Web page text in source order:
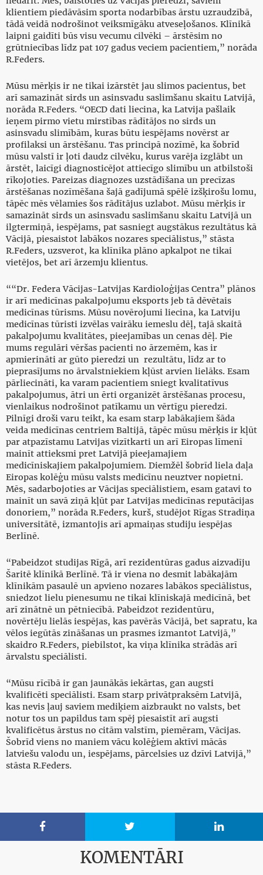
klientiem piedāvāsim sporta nodarbības ārstu uzraudzībā,
tādā veidā nodrošinot veiksmīgāku atveseļošanos. Klīnikā
laipni gaidīti būs visu vecumu cilvēki – ārstēsim no
grūtniecības līdz pat 107 gadus veciem pacientiem,” norāda
R.Feders.
Mūsu mērķis ir ne tikai izārstēt jau slimos pacientus, bet
arī samazināt sirds un asinsvadu saslimšanu skaitu Latvijā,
norāda R.Feders. “OECD dati liecina, ka Latvija pašlaik
ieņem pirmo vietu mirstības rādītājos no sirds un
asinsvadu slimībām, kuras būtu iespējams novērst ar
profilaksi un ārstēšanu. Tas principā nozīmē, ka šobrīd
mūsu valstī ir ļoti daudz cilvēku, kurus varēja izglābt un
ārstēt, laicīgi diagnosticējot attiecīgo slimību un atbilstoši
rīkojoties. Pareizas diagnozes uzstādīšana un precīzas
ārstēšanas nozīmēšana šajā gadījumā spēlē izšķirošu lomu,
tāpēc mēs vēlamies šos rādītājus uzlabot. Mūsu mērķis ir
samazināt sirds un asinsvadu saslimšanu skaitu Latvijā un
ilgtermiņā, iespējams, pat sasniegt augstākus rezultātus kā
Vācijā, piesaistot labākos nozares speciālistus,” stāsta
R.Feders, uzsverot, ka klīnika plāno apkalpot ne tikai
vietējos, bet arī ārzemju klientus.
““Dr. Federa Vācijas-Latvijas Kardioloģijas Centra” plānos
ir arī medicīnas pakalpojumu eksports jeb tā dēvētais
medicīnas tūrisms. Mūsu novērojumi liecina, ka Latviju
medicīnas tūristi izvēlas vairāku iemeslu dēļ, tajā skaitā
pakalpojumu kvalitātes, pieejamības un cenas dēļ. Pie
mums regulāri vēršas pacienti no ārzemēm, kas ir
apmierināti ar gūto pieredzi un rezultātu, līdz ar to
pieprasījums no ārvalstniekiem kļūst arvien lielāks. Esam
pārliecināti, ka varam pacientiem sniegt kvalitatīvus
pakalpojumus, ātri un ērti organizēt ārstēšanas procesu,
vienlaikus nodrošinot patīkamu un vērtīgu pieredzi.
Pilnīgi droši varu teikt, ka esam starp labākajiem šāda
veida medicīnas centriem Baltijā, tāpēc mūsu mērķis ir kļūt
par atpazīstamu Latvijas vizītkarti un arī Eiropas līmenī
mainīt attieksmi pret Latvijā pieejamajiem
medicīniskajiem pakalpojumiem. Diemžēl šobrīd liela daļa
Eiropas kolēģu mūsu valsts medicīnu neuztver nopietni.
Mēs, sadarbojoties ar Vācijas speciālistiem, esam gatavi to
mainīt un savā ziņā kļūt par Latvijas medicīnas reputācijas
donoriem,” norāda R.Feders, kurš, studējot Rīgas Stradiņa
universitātē, izmantojis arī apmaiņas studiju iespējas
Berlīnē.
“Pabeidzot studijas Rīgā, arī rezidentūras gadus aizvadīju
Šaritē klīnikā Berlīnē. Tā ir viena no desmit labākajām
klīnikām pasaulē un apvieno nozares labākos speciālistus,
sniedzot lielu pienesumu ne tikai klīniskajā medicīnā, bet
arī zinātnē un pētniecībā. Pabeidzot rezidentūru,
novērtēju lielās iespējas, kas pavērās Vācijā, bet sapratu, ka
vēlos iegūtās zināšanas un prasmes izmantot Latvijā,”
skaidro R.Feders, piebilstot, ka viņa klīnika strādās arī
ārvalstu speciālisti.
“Mūsu rīcībā ir gan jaunākās iekārtas, gan augsti
kvalificēti speciālisti. Esam starp privātpraksēm Latvijā,
kas nevis ļauj saviem mediķiem aizbraukt no valsts, bet
notur tos un papildus tam spēj piesaistīt arī augsti
kvalificētus ārstus no citām valstīm, piemēram, Vācijas.
Šobrīd viens no maniem vācu kolēģiem aktīvi mācās
latviešu valodu un, iespējams, pārcelsies uz dzīvi Latvijā,”
stāsta R.Feders.
  
KOMENTĀRI